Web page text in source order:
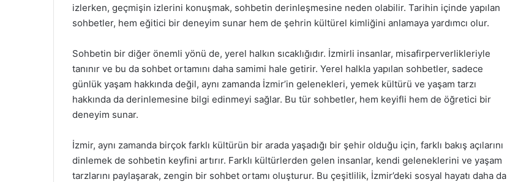
izlerken, geçmişin izlerini konuşmak, sohbetin derinleşmesine neden olabilir. Tarihin içinde yapılan
sohbetler, hem eğitici bir deneyim sunar hem de şehrin kültürel kimliğini anlamaya yardımcı olur.
Sohbetin bir diğer önemli yönü de, yerel halkın sıcaklığıdır. İzmirli insanlar, misafirperverlikleriyle
tanınır ve bu da sohbet ortamını daha samimi hale getirir. Yerel halkla yapılan sohbetler, sadece
günlük yaşam hakkında değil, aynı zamanda İzmir’in gelenekleri, yemek kültürü ve yaşam tarzı
hakkında da derinlemesine bilgi edinmeyi sağlar. Bu tür sohbetler, hem keyifli hem de öğretici bir
deneyim sunar.
İzmir, aynı zamanda birçok farklı kültürün bir arada yaşadığı bir şehir olduğu için, farklı bakış açılarını
dinlemek de sohbetin keyfini artırır. Farklı kültürlerden gelen insanlar, kendi geleneklerini ve yaşam
tarzlarını paylaşarak, zengin bir sohbet ortamı oluşturur. Bu çeşitlilik, İzmir’deki sosyal hayatı daha da